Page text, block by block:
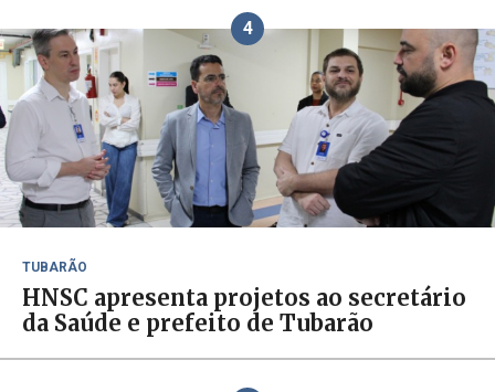
4
TUBARÃO
HNSC apresenta projetos ao secretário
da Saúde e prefeito de Tubarão